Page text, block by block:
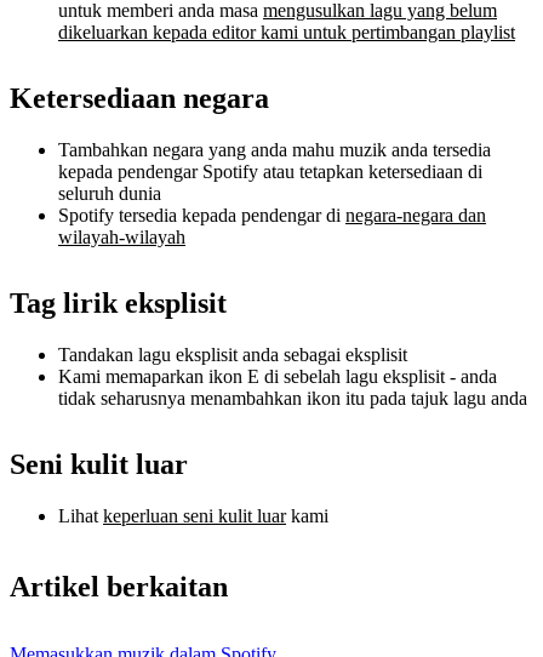
untuk memberi anda masa mengusulkan lagu yang belum
dikeluarkan kepada editor kami untuk pertimbangan playlist
Ketersediaan negara
Tambahkan negara yang anda mahu muzik anda tersedia
kepada pendengar Spotify atau tetapkan ketersediaan di
seluruh dunia
Spotify tersedia kepada pendengar di negara-negara dan
wilayah-wilayah
Tag lirik eksplisit
Tandakan lagu eksplisit anda sebagai eksplisit
Kami memaparkan ikon E di sebelah lagu eksplisit - anda
tidak seharusnya menambahkan ikon itu pada tajuk lagu anda
Seni kulit luar
Lihat keperluan seni kulit luarkami
Artikel berkaitan